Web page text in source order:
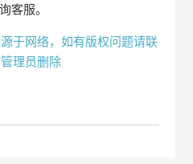
客服。
于网络，如有版权问题请联
理员删除